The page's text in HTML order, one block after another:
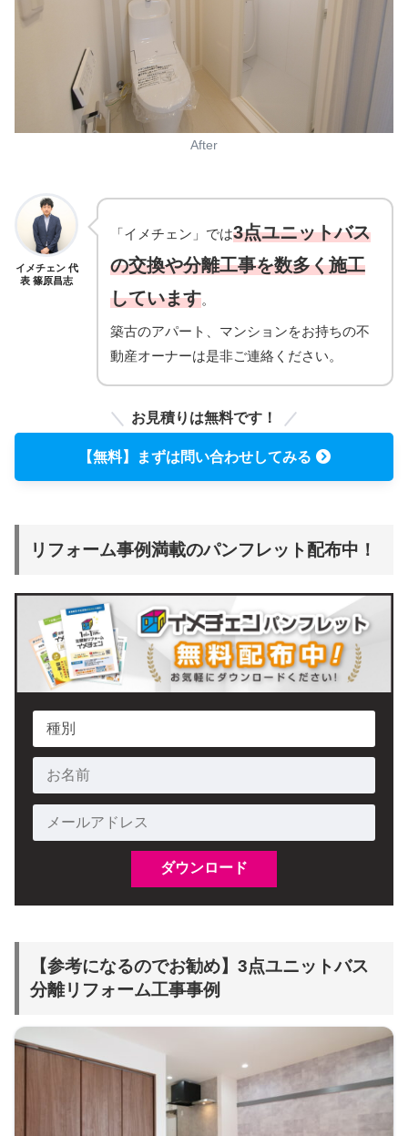
After
イメチェン 代
表 篠原昌志
「イメチェン」では3点ユニットバス
の交換や分離工事を数多く施工
しています。
築古のアパート、マンションをお持ちの不
動産オーナーは是非ご連絡ください。
お見積りは無料です！
【無料】まずは問い合わせしてみる
リフォーム事例満載のパンフレット配布中！
【参考になるのでお勧め】3点ユニットバス
分離リフォーム工事事例